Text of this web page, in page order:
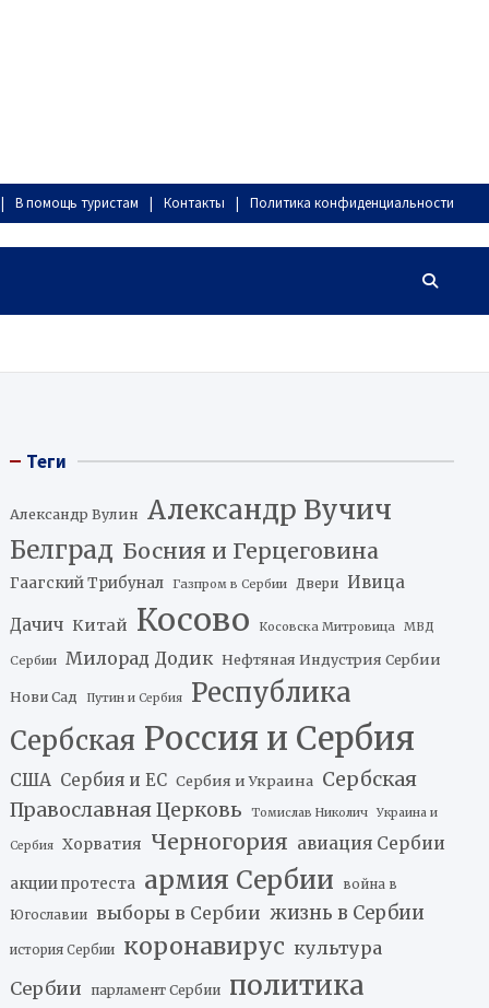
В помощь туристам Контакты Политика конфиденциальности
Теги
Александр Вулин Александр Вучич
Белград Босния и Герцеговина
Гаагский Трибунал Газпром в Сербии Двери Ивица
Дачич Китай Косово Косовска Митровица МВД
Сербии Милорад Додик Нефтяная Индустрия Сербии
Нови Сад Путин и Сербия
Республика
Сербская Россия и Сербия
США Сербия и ЕС Сербия и Украина Сербская
Православная Церковь
Томислав Николич Украина и
Сербия Хорватия Черногория авиация Сербии
акции протеста армия Сербии
война в
Югославии
выборы в Сербии жизнь в Сербии
история Сербии коронавирус культура
Сербии
парламент Сербии политика